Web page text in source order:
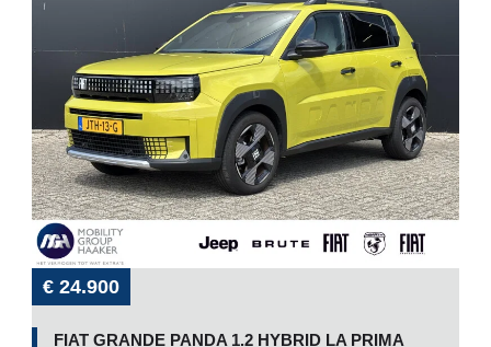
€ 24.900
FIAT GRANDE PANDA 1.2 HYBRID LA PRIMA